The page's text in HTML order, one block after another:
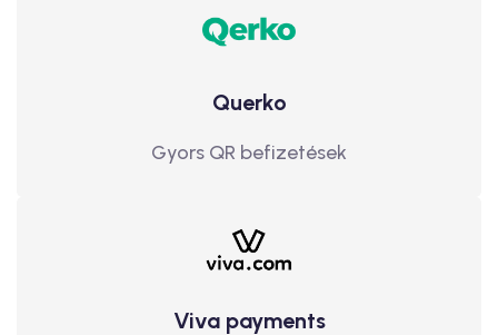
Querko
Gyors QR befizetések
Viva payments